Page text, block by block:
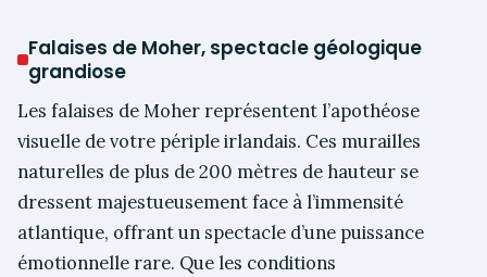
Falaises de Moher, spectacle géologique
grandiose
Les falaises de Moher représentent l’apothéose
visuelle de votre périple irlandais. Ces murailles
naturelles de plus de 200 mètres de hauteur se
dressent majestueusement face à l’immensité
atlantique, offrant un spectacle d’une puissance
émotionnelle rare. Que les conditions